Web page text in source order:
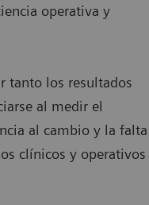
operativa y
tanto los resultados
al medir el
al cambio y la falta
clínicos y operativos